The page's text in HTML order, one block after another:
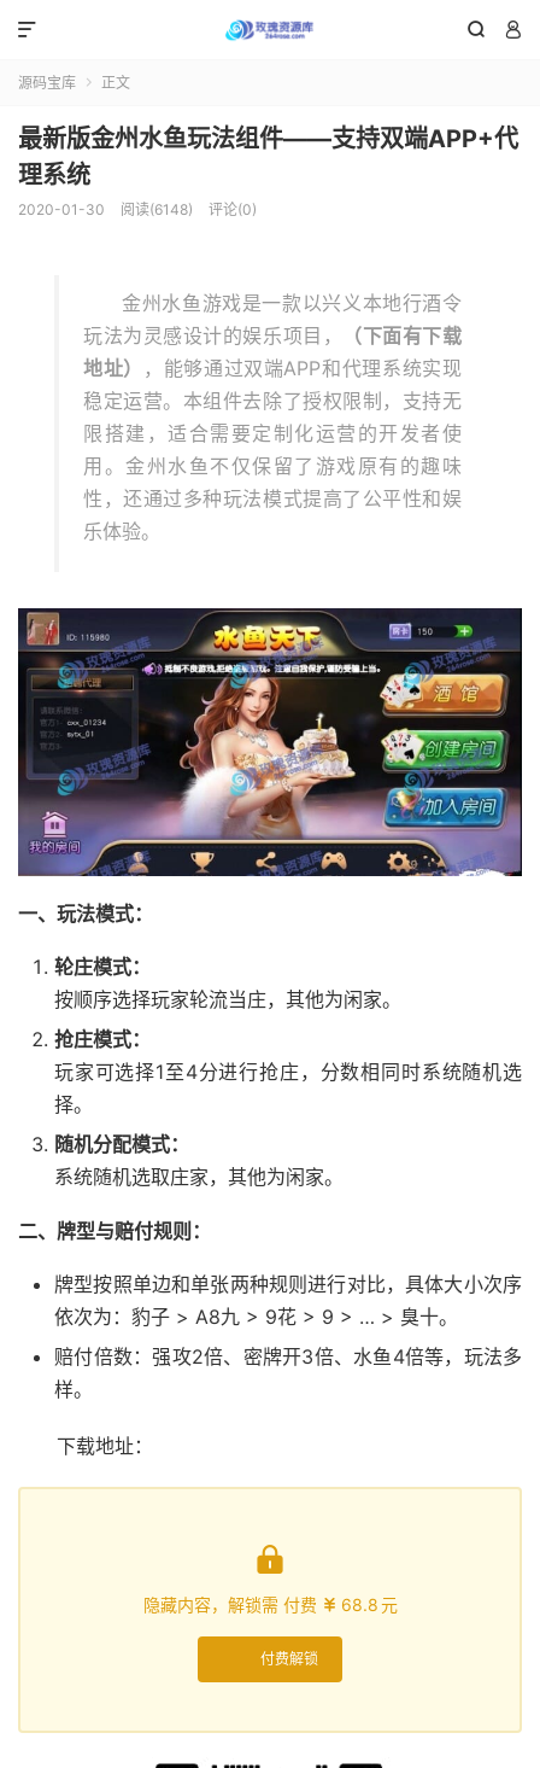
 

源码宝库  正文
最新版金州水鱼玩法组件——支持双端APP+代
理系统
2020-01-30 阅读(6148) 评论(0)
金州水鱼游戏是一款以兴义本地行酒令
玩法为灵感设计的娱乐项目，
（下面有下载
地址）
，能够通过双端APP和代理系统实现
稳定运营。本组件去除了授权限制，支持无
限搭建，适合需要定制化运营的开发者使
用。金州水鱼不仅保留了游戏原有的趣味
性，还通过多种玩法模式提高了公平性和娱
乐体验。
一、玩法模式：
轮庄模式：
按顺序选择玩家轮流当庄，其他为闲家。
抢庄模式：
玩家可选择1至4分进行抢庄，分数相同时系统随机选
择。
随机分配模式：
系统随机选取庄家，其他为闲家。
二、牌型与赔付规则：
牌型按照单边和单张两种规则进行对比，具体大小次序
依次为：豹子 > A8九 > 9花 > 9 > … > 臭十。
赔付倍数：强攻2倍、密牌开3倍、水鱼4倍等，玩法多
样。
下载地址：

隐藏内容，解锁需 付费  68.8元
付费解锁